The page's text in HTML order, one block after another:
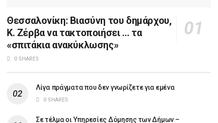
Θεσσαλονίκη: Βιασύνη του δημάρχου,
Κ. Ζέρβα να τακτοποιήσει … τα
«σπιτάκια ανακύκλωσης»
0 SHARES
Λίγα πράγματα που δεν γνωρίζετε για εμένα
0 SHARES
Σε τέλμα οι Υπηρεσίες Δόμησης των Δήμων –